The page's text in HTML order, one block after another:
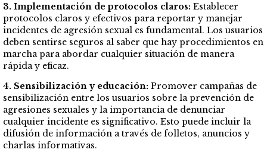
3. Implementación de protocolos claros: Establecer
protocolos claros y efectivos para reportar y manejar
incidentes de agresión sexual es fundamental. Los usuarios
deben sentirse seguros al saber que hay procedimientos en
marcha para abordar cualquier situación de manera
rápida y eficaz.
4. Sensibilización y educación: Promover campañas de
sensibilización entre los usuarios sobre la prevención de
agresiones sexuales y la importancia de denunciar
cualquier incidente es significativo. Esto puede incluir la
difusión de información a través de folletos, anuncios y
charlas informativas.